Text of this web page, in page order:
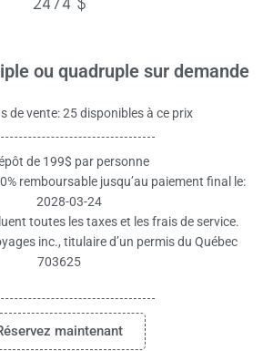
ou quadruple sur demande
de vente: 25 disponibles à ce prix
de 199$ par personne
remboursable jusqu’au paiement final le:
2028-03-24
toutes les taxes et les frais de service.
inc., titulaire d’un permis du Québec
703625
maintenant